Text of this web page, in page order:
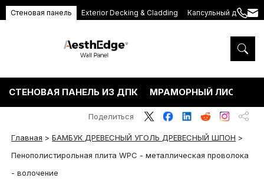
Стеновая панель Exterior Decking & Cladding Капсульный дом
+86
5575
СТЕНОВАЯ ПАНЕЛЬ ИЗ ДПК МРАМОРНЫЙ ЛИСТ ПВХ
Главная >БАМБУК ДРЕВЕСНЫЙ УГОЛЬ ДРЕВЕСНЫЙ ШПОН >
Пенополистирольная плита WPC - металлическая проволока
- волочение
Поделиться